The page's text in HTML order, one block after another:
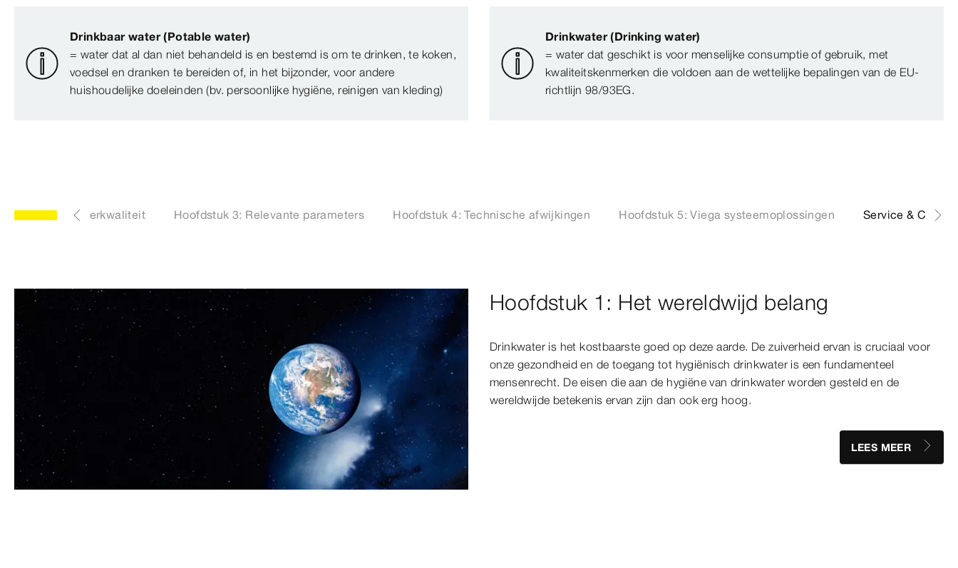
Drinkbaar water (Potable water)
= water dat al dan niet behandeld is en bestemd is om te drinken, te koken,
voedsel en dranken te bereiden of, in het bijzonder, voor andere
huishoudelijke doeleinden (bv. persoonlijke hygiëne, reinigen van kleding)
Drinkwater (Drinking water)
= water dat geschikt is voor menselijke consumptie of gebruik, met
kwaliteitskenmerken die voldoen aan de wettelijke bepalingen van de EU-
richtlijn 98/93EG.
van drinkwaterkwaliteit Hoofdstuk 3: Relevante parameters Hoofdstuk 4: Technische afwijkingen Hoofdstuk 5: Viega systeemoplossingen Service &
Hoofdstuk 1: Het wereldwijd belang
Drinkwater is het kostbaarste goed op deze aarde. De zuiverheid ervan is cruciaal voor
onze gezondheid en de toegang tot hygiënisch drinkwater is een fundamenteel
mensenrecht. De eisen die aan de hygiëne van drinkwater worden gesteld en de
wereldwijde betekenis ervan zijn dan ook erg hoog.
LEES MEER